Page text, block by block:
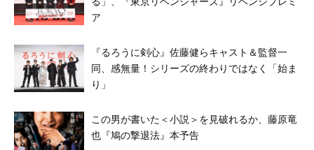
ア
『るろうに剣心』佐藤健らキャスト＆監督一
同、感無量！シリーズの終わりではなく「始ま
り」
この男が書いた＜小説＞を見破れるか、藤原竜
也『鳩の撃退法』本予告